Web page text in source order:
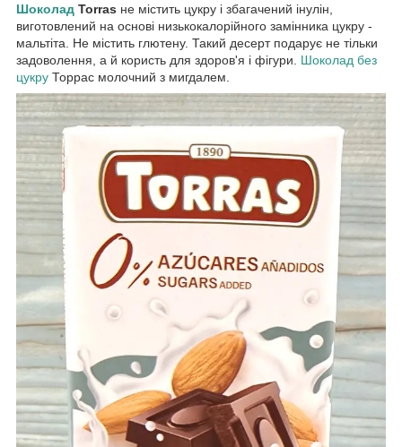
Шоколад Torras не містить цукру і збагачений інулін,
виготовлений на основі низькокалорійного замінника цукру -
мальтіта. Не містить глютену. Такий десерт подарує не тільки
задоволення, а й користь для здоров'я і фігури. Шоколад без
цукру Торрас молочний з мигдалем.